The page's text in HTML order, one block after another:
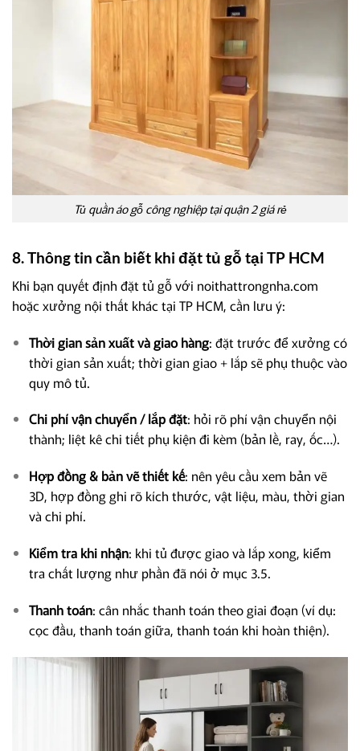
Tủ quần áo gỗ công nghiệp tại quận 2 giá rẻ
8. Thông tin cần biết khi đặt tủ gỗ tại TP HCM
Khi bạn quyết định đặt tủ gỗ với noithattrongnha.com
hoặc xưởng nội thất khác tại TP HCM, cần lưu ý:
Thời gian sản xuất và giao hàng: đặt trước để xưởng có
thời gian sản xuất; thời gian giao + lắp sẽ phụ thuộc vào
quy mô tủ.
Chi phí vận chuyển / lắp đặt: hỏi rõ phí vận chuyển nội
thành; liệt kê chi tiết phụ kiện đi kèm (bản lề, ray, ốc…).
Hợp đồng & bản vẽ thiết kế: nên yêu cầu xem bản vẽ
3D, hợp đồng ghi rõ kích thước, vật liệu, màu, thời gian
và chi phí.
Kiểm tra khi nhận: khi tủ được giao và lắp xong, kiểm
tra chất lượng như phần đã nói ở mục 3.5.
Thanh toán: cân nhắc thanh toán theo giai đoạn (ví dụ:
cọc đầu, thanh toán giữa, thanh toán khi hoàn thiện).